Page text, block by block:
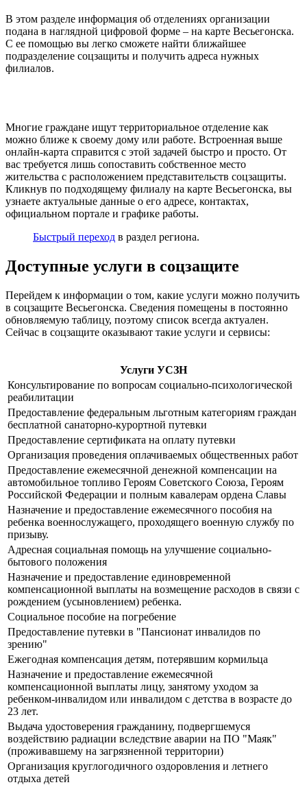
В этом разделе информация об отделениях организации
подана в наглядной цифровой форме – на карте Весьегонска.
С ее помощью вы легко сможете найти ближайшее
подразделение соцзащиты и получить адреса нужных
филиалов.
Многие граждане ищут территориальное отделение как
можно ближе к своему дому или работе. Встроенная выше
онлайн-карта справится с этой задачей быстро и просто. От
вас требуется лишь сопоставить собственное место
жительства с расположением представительств соцзащиты.
Кликнув по подходящему филиалу на карте Весьегонска, вы
узнаете актуальные данные о его адресе, контактах,
официальном портале и графике работы.
Быстрый переход в раздел региона.
Доступные услуги в соцзащите
Перейдем к информации о том, какие услуги можно получить
в соцзащите Весьегонска. Сведения помещены в постоянно
обновляемую таблицу, поэтому список всегда актуален.
Сейчас в соцзащите оказывают такие услуги и сервисы:
Услуги УСЗН
Консультирование по вопросам социально-психологической
реабилитации
Предоставление федеральным льготным категориям граждан
бесплатной санаторно-курортной путевки
Предоставление сертификата на оплату путевки
Организация проведения оплачиваемых общественных работ
Предоставление ежемесячной денежной компенсации на
автомобильное топливо Героям Советского Союза, Героям
Российской Федерации и полным кавалерам ордена Славы
Назначение и предоставление ежемесячного пособия на
ребенка военнослужащего, проходящего военную службу по
призыву.
Адресная социальная помощь на улучшение социально-
бытового положения
Назначение и предоставление единовременной
компенсационной выплаты на возмещение расходов в связи с
рождением (усыновлением) ребенка.
Социальное пособие на погребение
Предоставление путевки в "Пансионат инвалидов по
зрению"
Ежегодная компенсация детям, потерявшим кормильца
Назначение и предоставление ежемесячной
компенсационной выплаты лицу, занятому уходом за
ребенком-инвалидом или инвалидом с детства в возрасте до
23 лет.
Выдача удостоверения гражданину, подвергшемуся
воздействию радиации вследствие аварии на ПО "Маяк"
(проживавшему на загрязненной территории)
Организация круглогодичного оздоровления и летнего
отдыха детей